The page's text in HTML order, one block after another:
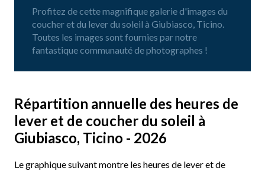
Profitez de cette magnifique galerie d'images du
coucher et du lever du soleil à Giubiasco, Ticino.
Toutes les images sont fournies par notre
fantastique communauté de photographes !
Répartition annuelle des heures de
lever et de coucher du soleil à
Giubiasco, Ticino - 2026
Le graphique suivant montre les heures de lever et de